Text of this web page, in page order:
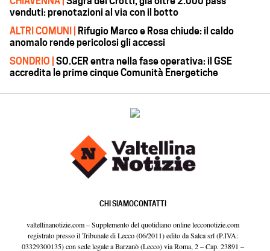
venduti: prenotazioni al via con il botto
ALTRI COMUNI | Rifugio Marco e Rosa chiude: il caldo
anomalo rende pericolosi gli accessi
SONDRIO | SO.CER entra nella fase operativa: il GSE
accredita le prime cinque Comunità Energetiche
CHI SIAMOCONTATTI
valtellinanotizie.com – Supplemento del quotidiano online lecconotizie.com
registrato presso il Tribunale di Lecco (06/2011) edito da Salca srl (P.IVA:
03329300135) con sede legale a Barzanò (Lecco) via Roma, 2 – Cap. 23891 –